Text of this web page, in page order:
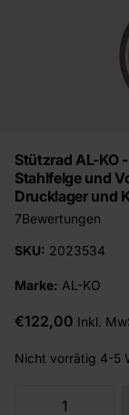
Stützrad AL-KO
Stahlfelge und
Drucklager und
7Bewertungen
SKU: 2023534
Marke: AL-KO
€122,00 Inkl.
Nicht vorrätig 4-5